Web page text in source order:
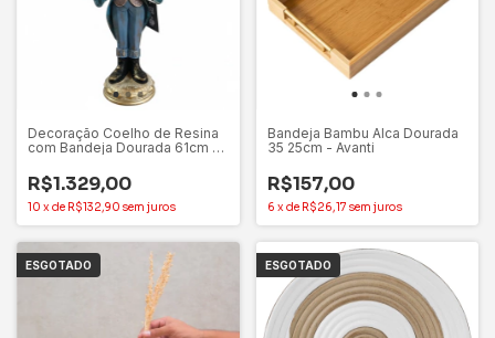
Decoração Coelho de Resina
com Bandeja Dourada 61cm - 1
R$1.329,00
10 xde R$132,90 sem juros
Bandeja Bambu Alca Dourada
35 25cm - Avanti
R$157,00
6 xde R$26,17 sem juros
ESGOTADO ESGOTADO